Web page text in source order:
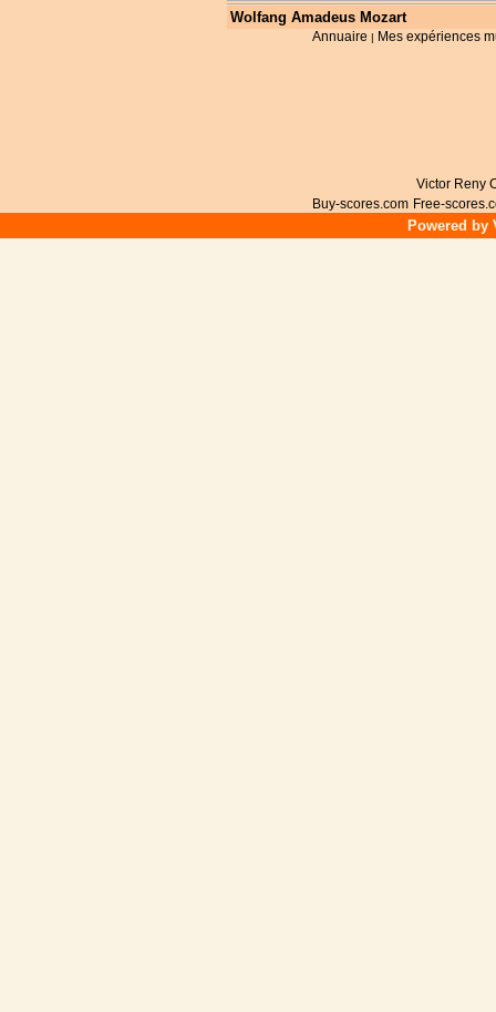
Wolfang Amadeus Mozart
Annuaire | Mes expériences
Victor Reny
Buy-scores.com Free-
Powered by